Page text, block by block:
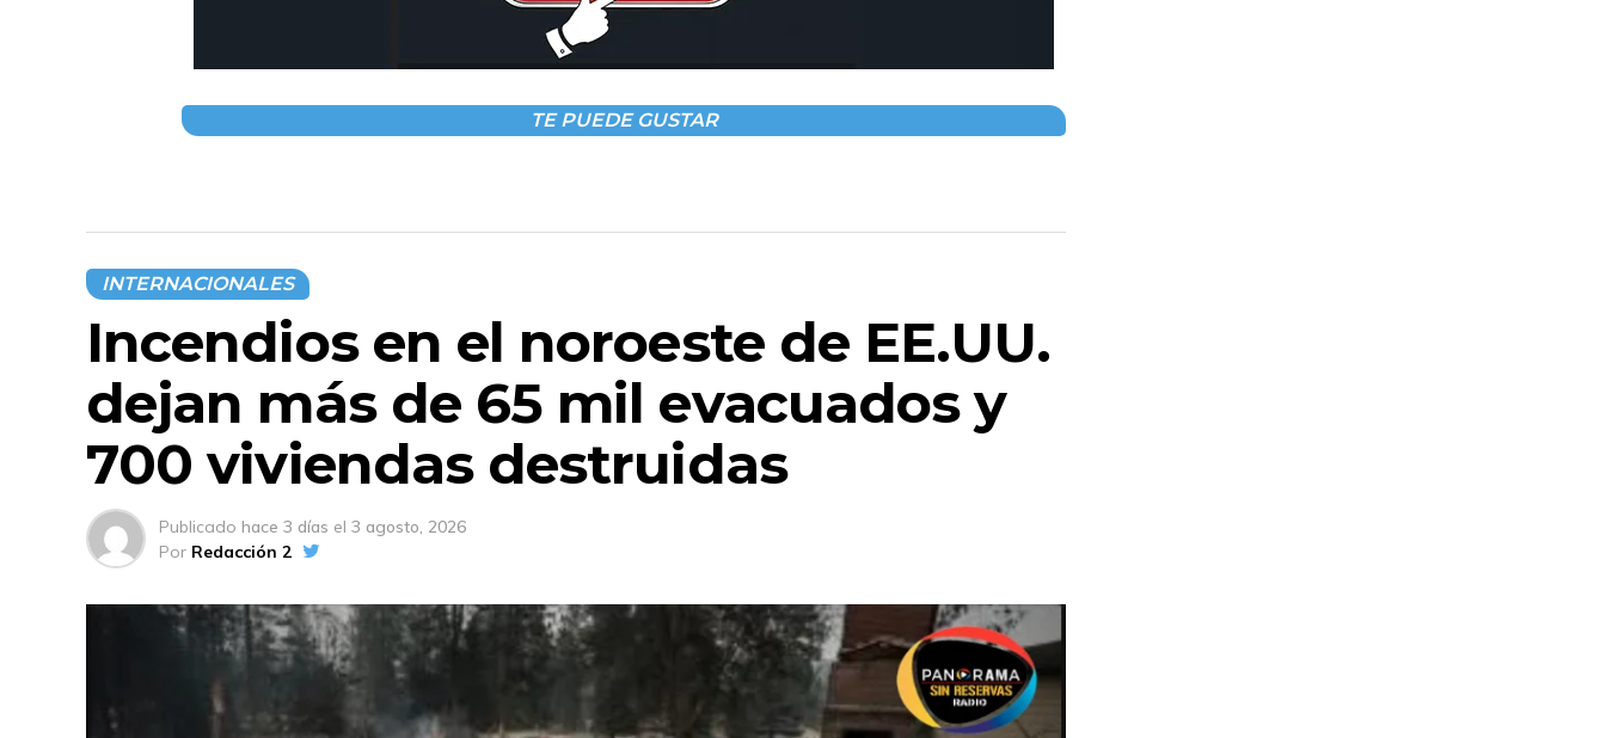
TE PUEDE GUSTAR
INTERNACIONALES
Incendios en el noroeste de EE.UU.
dejan más de 65 mil evacuados y
700 viviendas destruidas
Publicado hace 3 días el 3 agosto, 2026
Por Redacción 2